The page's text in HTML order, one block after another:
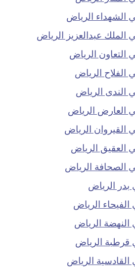
الرياض
عبدالعزيز الرياض
الرياض
الرياض
الرياض
العارض الرياض
الرياض
الرياض
الصحافة الرياض
الرياض
الرياض
الرياض
الرياض
الرياض